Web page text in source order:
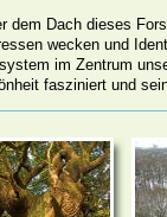
dem Dach dieses
wecken und
im Zentrum
fasziniert und